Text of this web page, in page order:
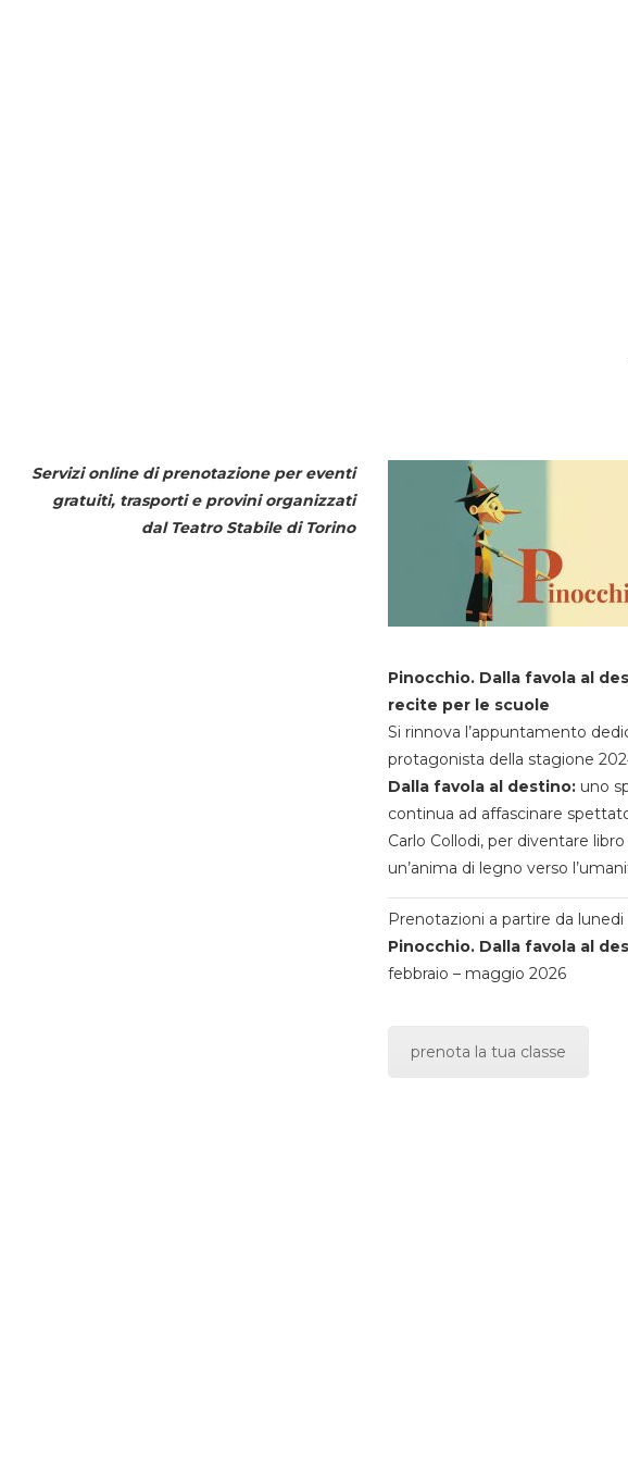
Servizi online di prenotazione per eventi
gratuiti, trasporti e provini organizzati
dal Teatro Stabile di Torino
Pinocchio. Dalla favola al
recite per le scuole
Si rinnova l’appuntamento
protagonista della stagione
Dalla favola al destino:uno
continua ad affascinare
Carlo Collodi, per diventare
un’anima di legno verso
Prenotazioni a partire da lunedi
Pinocchio. Dalla favola al
febbraio – maggio 2026
prenota la tua classe